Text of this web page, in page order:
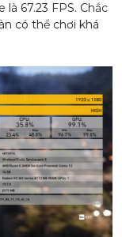
67.23 FPS. Chắc
có thể chơi khá